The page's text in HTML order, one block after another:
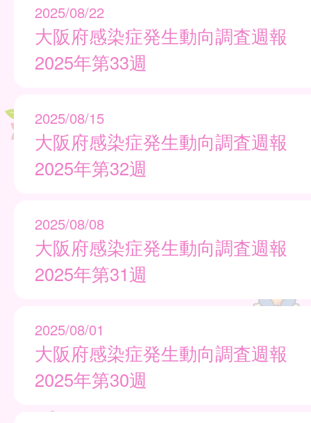
2025/08/22
大阪府感染症発生動向調査週報
2025年第33週
2025/08/15
大阪府感染症発生動向調査週報
2025年第32週
2025/08/08
大阪府感染症発生動向調査週報
2025年第31週
2025/08/01
大阪府感染症発生動向調査週報
2025年第30週